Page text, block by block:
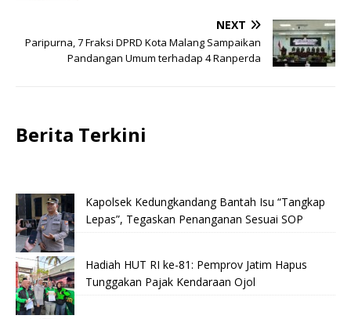
NEXT
Paripurna, 7 Fraksi DPRD Kota Malang Sampaikan
Pandangan Umum terhadap 4 Ranperda
Berita Terkini
Kapolsek Kedungkandang Bantah Isu “Tangkap
Lepas”, Tegaskan Penanganan Sesuai SOP
Hadiah HUT RI ke-81: Pemprov Jatim Hapus
Tunggakan Pajak Kendaraan Ojol